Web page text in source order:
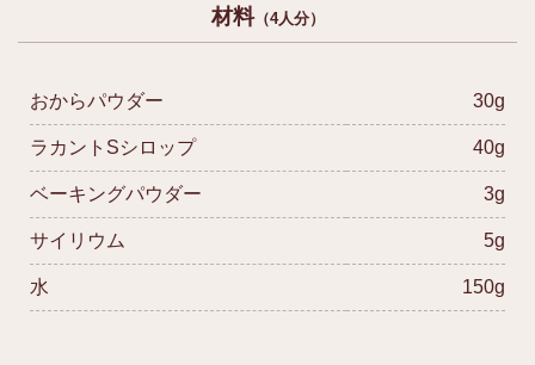
材料（4人分）
おからパウダー 30g
ラカントSシロップ 40g
ベーキングパウダー 3g
サイリウム 5g
水 150g